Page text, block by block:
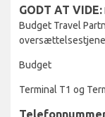
GODT AT VIDE:
Budget Travel
Budget
Terminal T1 og